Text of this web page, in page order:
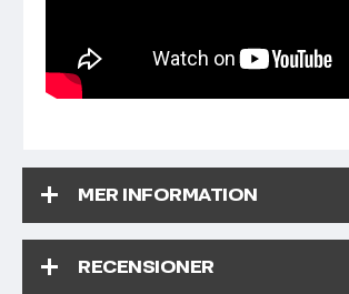
MER INFORMATION
RECENSIONER